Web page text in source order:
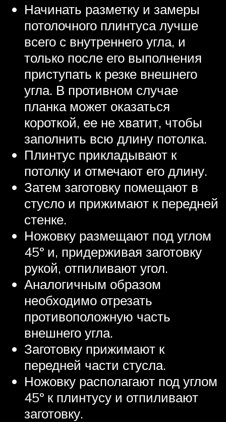
Начинать разметку и замеры
потолочного плинтуса лучше
всего с внутреннего угла, и
только после его выполнения
приступать к резке внешнего
угла. В противном случае
планка может оказаться
короткой, ее не хватит, чтобы
заполнить всю длину потолка.
Плинтус прикладывают к
потолку и отмечают его длину.
Затем заготовку помещают в
стусло и прижимают к передней
стенке.
Ножовку размещают под углом
45º и, придерживая заготовку
рукой, отпиливают угол.
Аналогичным образом
необходимо отрезать
противоположную часть
внешнего угла.
Заготовку прижимают к
передней части стусла.
Ножовку располагают под углом
45º к плинтусу и отпиливают
заготовку.